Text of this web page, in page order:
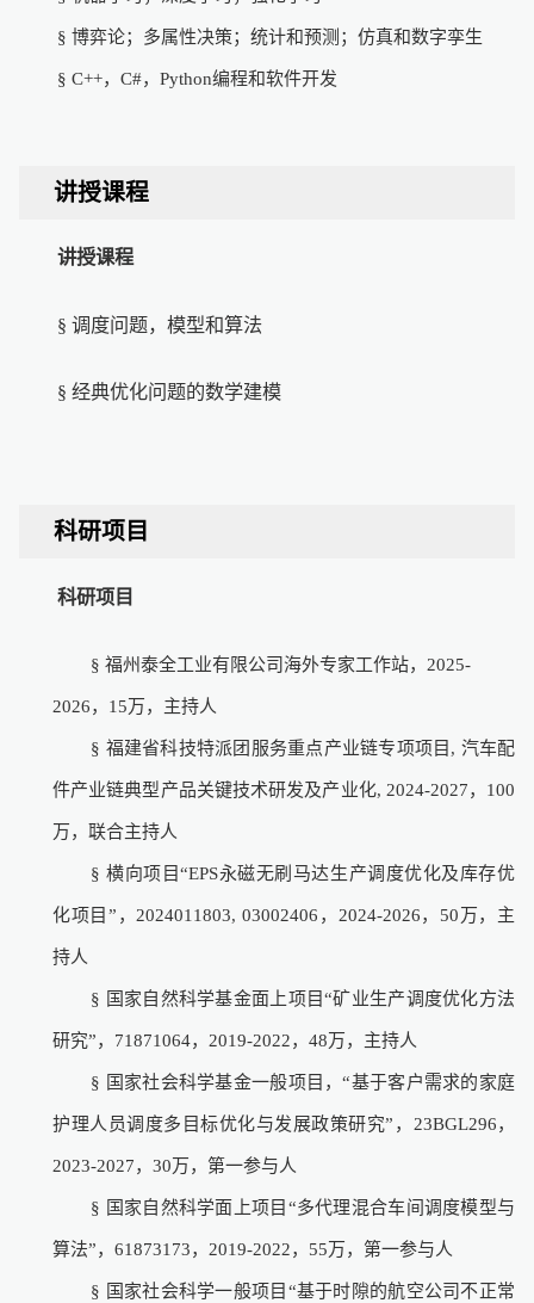
§博弈论；多属性决策；统计和预测；仿真和数字孪生
§C++，C#，Python编程和软件开发
讲授课程
讲授课程
§调度问题，模型和算法
§经典优化问题的数学建模
科研项目
科研项目
§福州泰全工业有限公司海外专家工作站，2025-
2026， 15万，主持人
§ 福建省科技特派团服务重点产业链专项项目 , 汽车配
件产业链典型产品关键技术研发及产业化, 2024-2027， 100
万，联合主持人
§ 横向项目“EPS永磁无刷马达生产调度优化及库存优
化项目” ，2024011803, 03002406 ， 2024-2026， 50万，主
持人
§ 国家自然科学基金面上项目“矿业生产调度优化方法
研究”， 71871064， 2019-2022， 48万，主持人
§ 国家社会科学基金一般项目，“基于客户需求的家庭
护理人员调度多目标优化与发展政策研究” ， 23BGL296，
2023-2027， 30万，第一参与人
§ 国家自然科学面上项目 “多代理混合车间调度模型与
算法”， 61873173， 2019-2022， 55万，第一参与人
§ 国家社会科学一般项目 “基于时隙的航空公司不正常